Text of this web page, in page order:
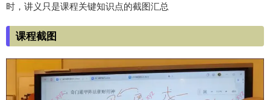
时，讲义只是课程关键知识点的截图汇总
课程截图